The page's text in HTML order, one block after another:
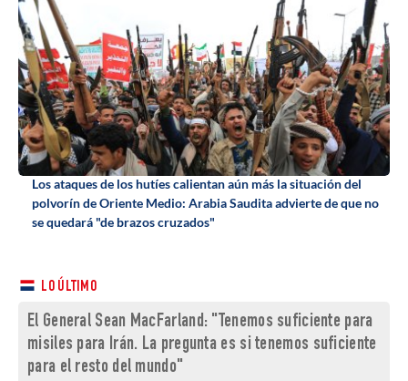
Los ataques de los hutíes calientan aún más la situación del
polvorín de Oriente Medio: Arabia Saudita advierte de que no
se quedará "de brazos cruzados"
LO ÚLTIMO
El General Sean MacFarland: "Tenemos suficiente para
misiles para Irán. La pregunta es si tenemos suficiente
para el resto del mundo"